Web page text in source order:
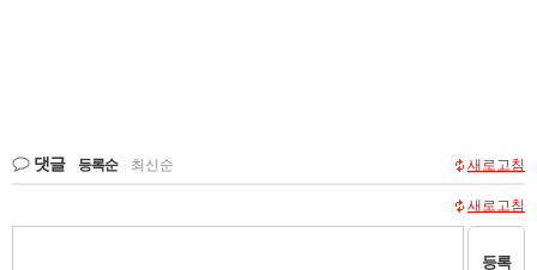
댓글 등록순 최신순 새로고침
새로고침
등록